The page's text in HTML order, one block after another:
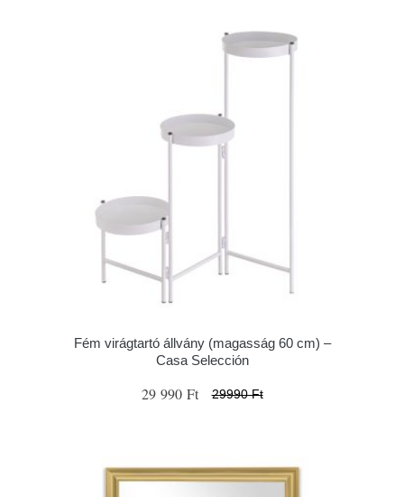
Fém virágtartó állvány (magasság 60 cm) –
Casa Selección
29 990 Ft 29990 Ft